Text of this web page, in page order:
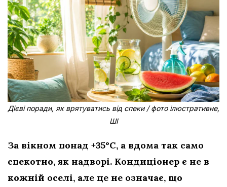
Дієві поради, як врятуватись від спеки / фото ілюстративне,
ШІ
За вікном понад +35°C, а вдома так само
спекотно, як надворі. Кондиціонер є не в
кожній оселі, але це не означає, що